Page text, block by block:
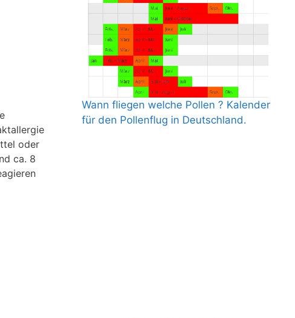
oder
ca. 8
Wann fliegen welche Pollen ? Kalender
für den Pollenflug in Deutschland.